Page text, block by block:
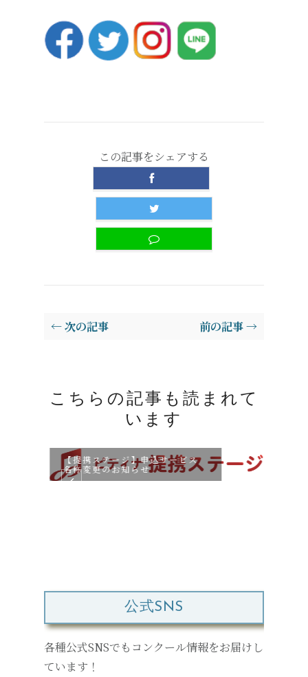
この記事をシェアする
← 次の記事 前の記事 →
こちらの記事も読まれて
います
【提携ステージ】申込サービス
名称変更のお知らせ
公式SNS
各種公式SNSでもコンクール情報をお届けし
ています！